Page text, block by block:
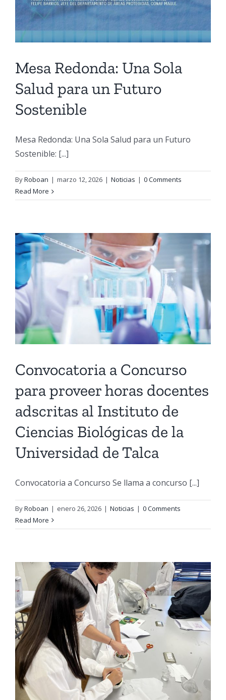
Mesa Redonda: Una Sola
Salud para un Futuro
Sostenible
Mesa Redonda: Una Sola Salud para un Futuro
Sostenible: [...]
ByRoboan | marzo 12, 2026 | Noticias | 0 Comments
Read More
Convocatoria a Concurso
para proveer horas docentes
adscritas al Instituto de
Ciencias Biológicas de la
Universidad de Talca
Convocatoria a Concurso Se llama a concurso [...]
ByRoboan | enero 26, 2026 | Noticias | 0 Comments
Read More